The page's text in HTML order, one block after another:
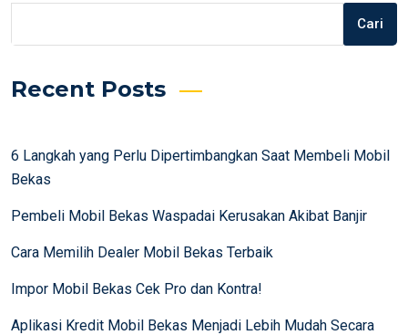
Cari
Recent Posts
6 Langkah yang Perlu Dipertimbangkan Saat Membeli Mobil
Bekas
Pembeli Mobil Bekas Waspadai Kerusakan Akibat Banjir
Cara Memilih Dealer Mobil Bekas Terbaik
Impor Mobil Bekas Cek Pro dan Kontra!
Aplikasi Kredit Mobil Bekas Menjadi Lebih Mudah Secara